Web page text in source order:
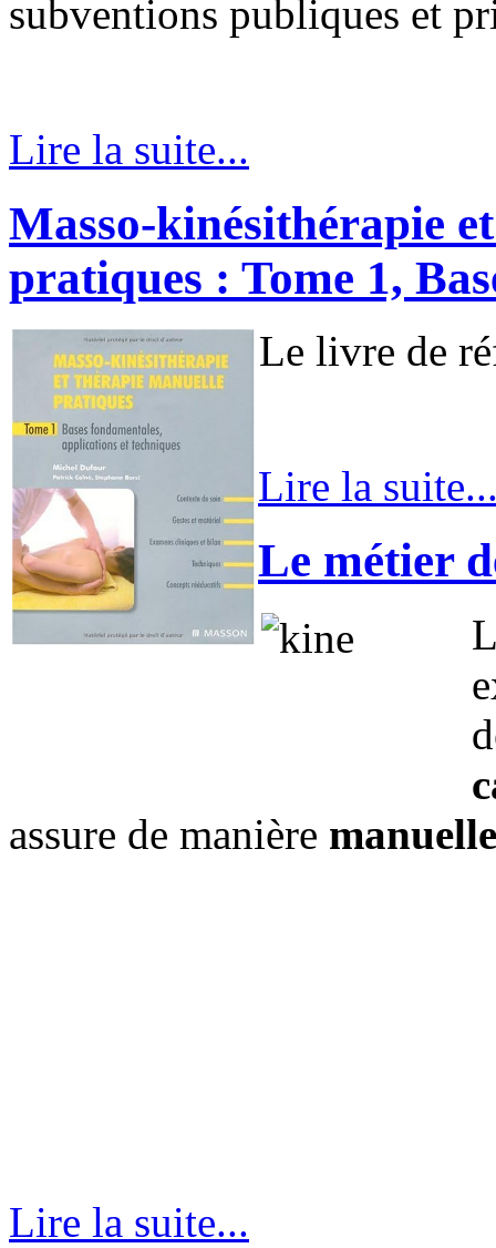
subventions publiques et
Lire la suite...
Masso-kinésithérapie
pratiques : Tome 1,
Le livre de
Lire la
Le métier
assure de manière manuelle
Lire la suite...